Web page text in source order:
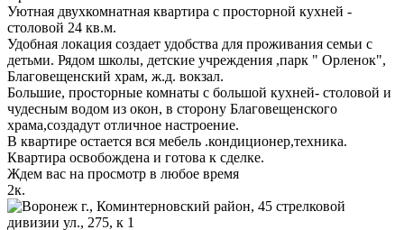
Уютная двухкомнатная квартира с просторной кухней -
столовой 24 кв.м.
Удобная локация создает удобства для проживания семьи с
детьми. Рядом школы, детские учреждения ,парк " Орленок",
Благовещенский храм, ж.д. вокзал.
Большие, просторные комнаты с большой кухней- столовой и
чудесным водом из окон, в сторону Благовещенского
храма,создадут отличное настроение.
В квартире остается вся мебель .кондиционер,техника.
Квартира освобождена и готова к сделке.
Ждем вас на просмотр в любое время
2к.